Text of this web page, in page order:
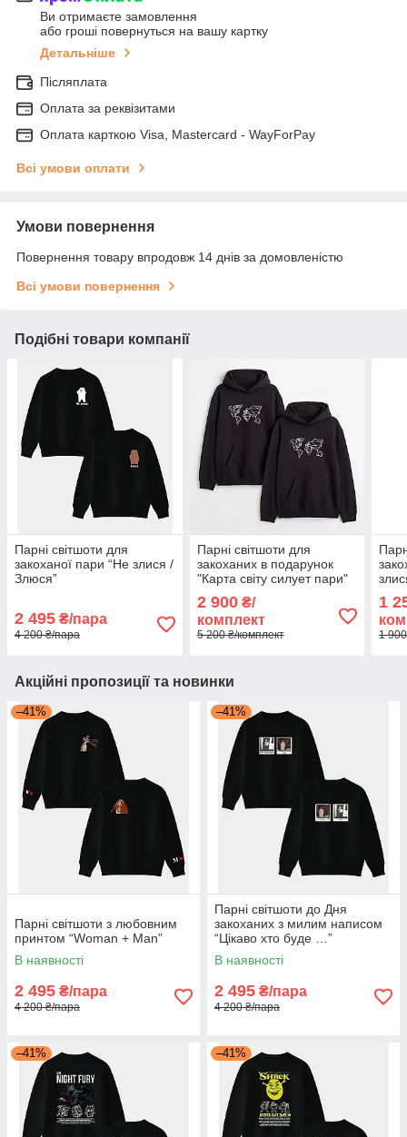
Ви отримаєте замовлення
або гроші повернуться на вашу картку
Детальніше
Післяплата
Оплата за реквізитами
Оплата карткою Visa, Mastercard - WayForPay
Всі умови оплати
Умови повернення
Повернення товару впродовж 14 днів за домовленістю
Всі умови повернення
Подібні товари компанії
Парні світшоти для
закоханої пари “Не злися /
Злюся”
2 495 ₴/пара
4 200 ₴/пара
Парні світшоти для
закоханих в подарунок
"Карта світу силует пари"
2 900₴/
комплект
5 200 ₴/комплект
1
1
Акційні пропозиції та новинки
–41%
Парні світшоти з любовним
принтом “Woman + Man”
В наявності
2 495 ₴/пара
4 200 ₴/пара
–41%
Парні світшоти до Дня
закоханих з милим написом
“Цікаво хто буде …”
В наявності
2 495 ₴/пара
4 200 ₴/пара
–41% –41%